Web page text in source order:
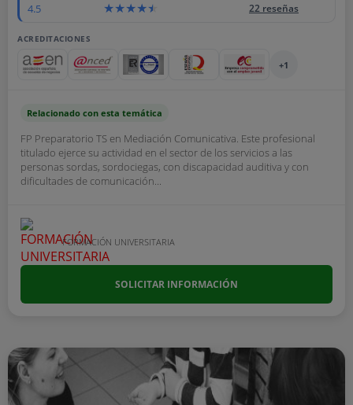
4.5 22 reseñas
ACREDITACIONES
+1
Relacionado con esta temática
FP Preparatorio TS en Mediación Comunicativa. Este profesional
titulado ejerce su actividad en el sector de los servicios a las
personas sordas, sordociegas, con discapacidad auditiva y con
dificultades de comunicación...
FORMACIÓN UNIVERSITARIA
SOLICITAR INFORMACIÓN